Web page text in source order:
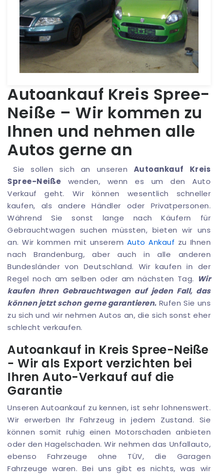
Autoankauf Kreis Spree-
Neiße – Wir kommen zu
Ihnen und nehmen alle
Autos gerne an
Sie sollen sich an unseren Autoankauf Kreis
Spree-Neiße wenden, wenn es um den Auto
Verkauf geht. Wir können wesentlich schneller
kaufen, als andere Händler oder Privatpersonen.
Während Sie sonst lange nach Käufern für
Gebrauchtwagen suchen müssten, bieten wir uns
an. Wir kommen mit unserem Auto Ankauf zu Ihnen
nach Brandenburg, aber auch in alle anderen
Bundesländer von Deutschland. Wir kaufen in der
Regel noch am selben oder am nächsten Tag. Wir
kaufen Ihren Gebrauchtwagen auf jeden Fall, das
können jetzt schon gerne garantieren. Rufen Sie uns
zu sich und wir nehmen Autos an, die sich sonst eher
schlecht verkaufen.
Autoankauf in Kreis Spree-Neiße
- Wir als Export verzichten bei
Ihren Auto-Verkauf auf die
Garantie
Unseren Autoankauf zu kennen, ist sehr lohnenswert.
Wir erwerben Ihr Fahrzeug in jedem Zustand. Sie
können somit ruhig einen Motorschaden anbieten
oder den Hagelschaden. Wir nehmen das Unfallauto,
ebenso Fahrzeuge ohne TÜV, die Garagen
Fahrzeuge waren. Bei uns gibt es nichts, was wir